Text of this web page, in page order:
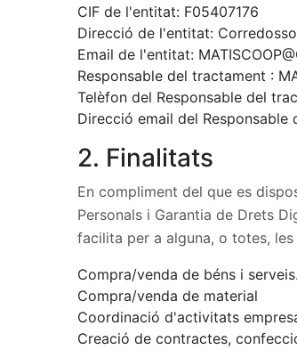
CIF de l'entitat: F05407176
Direcció de l'entitat:
Email de l'entitat:
Responsable del tractament :
Telèfon del Responsable del
Direcció email del Responsable
2. Finalitats
En compliment del que es
Personals i Garantia de Drets
facilita per a alguna, o totes,
Compra/venda de béns i serveis.
Compra/venda de material
Coordinació d'activitats
Creació de contractes,